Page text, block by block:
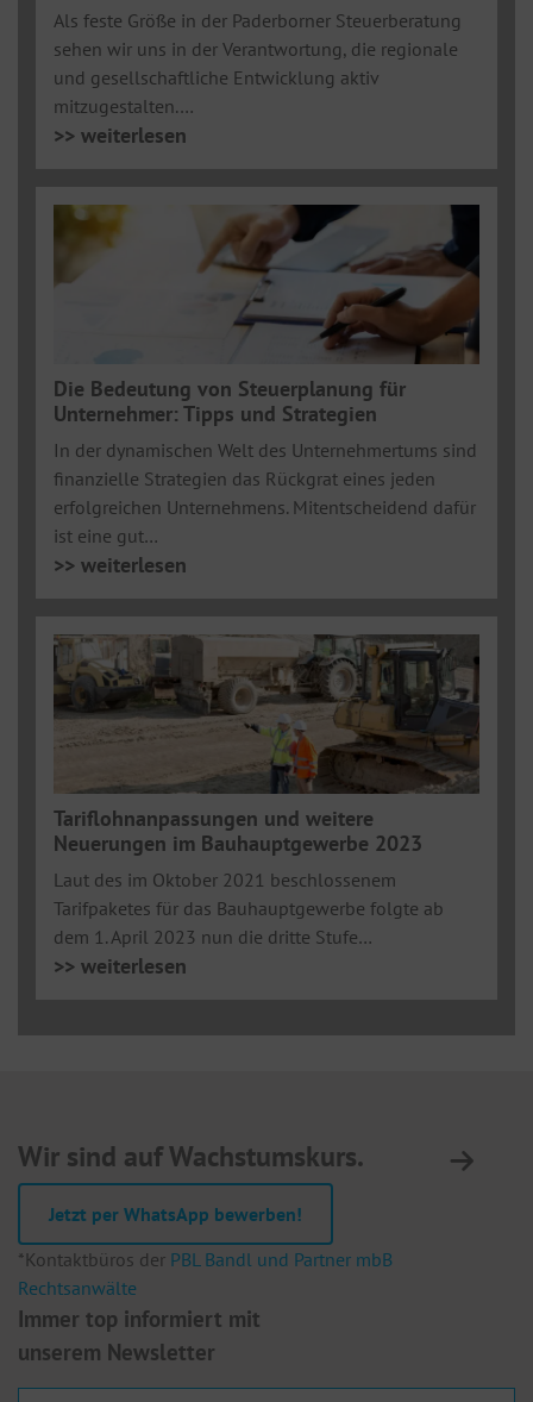
Als feste Größe in der Paderborner Steuerberatung
sehen wir uns in der Verantwortung, die regionale
und gesellschaftliche Entwicklung aktiv
mitzugestalten.…
>> weiterlesen
Die Bedeutung von Steuerplanung für
Unternehmer: Tipps und Strategien
In der dynamischen Welt des Unternehmertums sind
finanzielle Strategien das Rückgrat eines jeden
erfolgreichen Unternehmens. Mitentscheidend dafür
ist eine gut…
>> weiterlesen
Tariflohnanpassungen und weitere
Neuerungen im Bauhauptgewerbe 2023
Laut des im Oktober 2021 beschlossenem
Tarifpaketes für das Bauhauptgewerbe folgte ab
dem 1. April 2023 nun die dritte Stufe…
>> weiterlesen
Wir sind auf Wachstumskurs.
Jetzt per WhatsApp bewerben!
*Kontaktbüros der PBL Bandl und Partner mbB
Rechtsanwälte
Immer top informiert mit
unserem Newsletter